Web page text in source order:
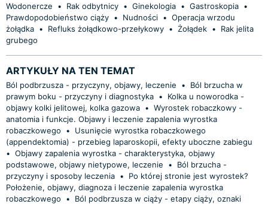
Wodonercze
• Rak odbytnicy • Ginekologia • Gastroskopia •
Prawdopodobieństwo ciąży • Nudności • Operacja wrzodu
żołądka • Refluks żołądkowo-przełykowy • Żołądek •
Rak jelita
grubego
ARTYKUŁY NA TEN TEMAT
Ból podbrzusza - przyczyny, objawy, leczenie •
Ból brzucha w
prawym boku - przyczyny i diagnostyka •
Kolka u noworodka -
objawy kolki jelitowej, kolka gazowa • Wyrostek robaczkowy -
anatomia i funkcje. Objawy i leczenie zapalenia wyrostka
robaczkowego
•
Usunięcie wyrostka robaczkowego
(appendektomia) - przebieg laparoskopii, efekty uboczne zabiegu
• Objawy zapalenia wyrostka - charakterystyka, objawy
podstawowe, objawy nietypowe, leczenie
•
Ból brzucha -
przyczyny i sposoby leczenia •
Po której stronie jest wyrostek?
Położenie, objawy, diagnoza i leczenie zapalenia wyrostka
robaczkowego
•
Ból podbrzusza w ciąży - etapy ciąży, oznaki